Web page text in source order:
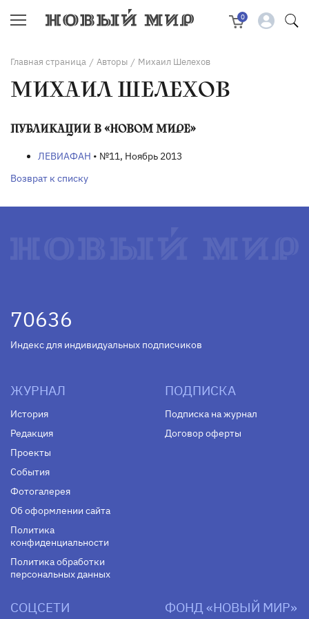
0
Главная страница / Авторы / Михаил Шелехов
МИХАИЛ ШЕЛЕХОВ
ПУБЛИКАЦИИ В «НОВОМ МИРЕ»
ЛЕВИАФАН • №11, Ноябрь 2013
Возврат к списку
70636
Индекс для индивидуальных подписчиков
ЖУРНАЛ
История
Редакция
Проекты
События
Фотогалерея
Об оформлении сайта
Политика
конфиденциальности
Политика обработки
персональных данных
ПОДПИСКА
Подписка на журнал
Договор оферты
СОЦСЕТИ ФОНД «НОВЫЙ МИР»